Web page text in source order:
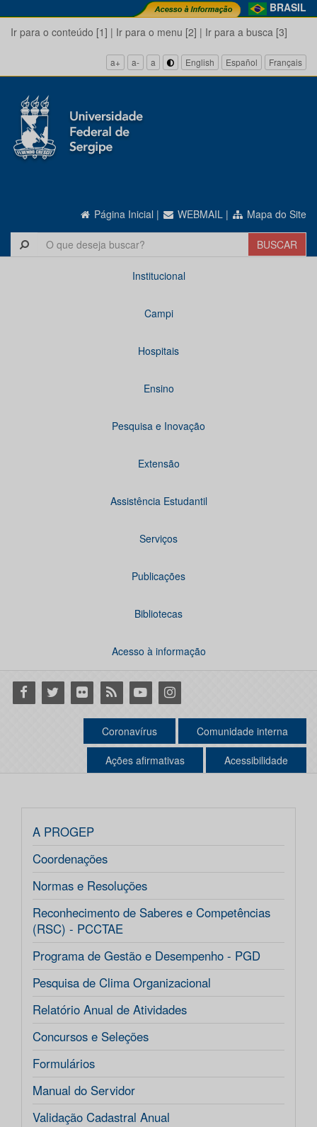
BRASIL
Ir para o conteúdo [1] | Ir para o menu [2] | Ir para a busca [3]
a+ a- a English Español Français
Página Inicial | WEBMAIL | Mapa do Site
Institucional
Campi
Hospitais
Ensino
Pesquisa e Inovação
Extensão
Assistência Estudantil
Serviços
Publicações
Bibliotecas
Acesso à informação
Facebook
Twitter Flickr RSS YoutubeInstagram
Coronavírus Comunidade interna
Ações afirmativas Acessibilidade
A PROGEP
Coordenações
Normas e Resoluções
Reconhecimento de Saberes e Competências
(RSC) - PCCTAE
Programa de Gestão e Desempenho - PGD
Pesquisa de Clima Organizacional
Relatório Anual de Atividades
Concursos e Seleções
Formulários
Manual do Servidor
Validação Cadastral Anual